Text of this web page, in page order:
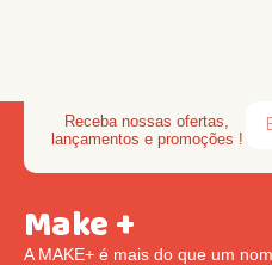
Receba nossas ofertas,
lançamentos e promoções !
Make +
A MAKE+ é mais do que um